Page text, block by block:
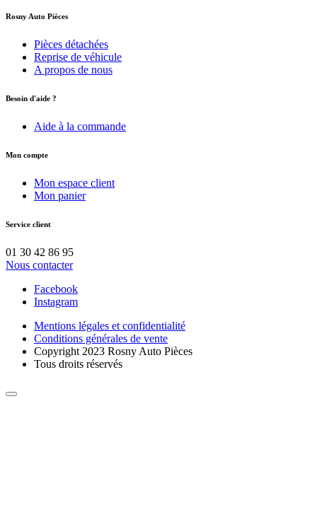
Rosny Auto Pièces
Pièces détachées
Reprise de véhicule
A propos de nous
Besoin d'aide ?
Aide à la commande
Mon compte
Mon espace client
Mon panier
Service client
01 30 42 86 95
Nous contacter
Facebook
Instagram
Mentions légales et confidentialité
Conditions générales de vente
Copyright 2023 Rosny Auto Pièces
Tous droits réservés